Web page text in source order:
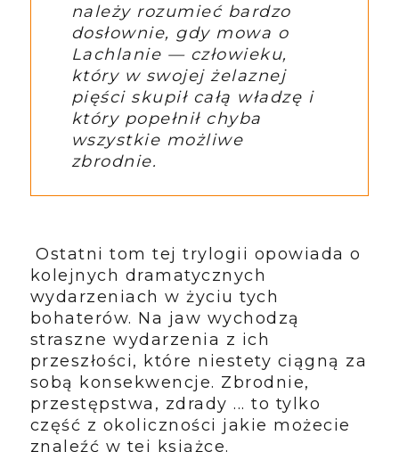
należy rozumieć bardzo
dosłownie, gdy mowa o
Lachlanie — człowieku,
który w swojej żelaznej
pięści skupił całą władzę i
który popełnił chyba
wszystkie możliwe
zbrodnie.
Ostatni tom tej trylogii opowiada o
kolejnych dramatycznych
wydarzeniach w życiu tych
bohaterów. Na jaw wychodzą
straszne wydarzenia z ich
przeszłości, które niestety ciągną za
sobą konsekwencje. Zbrodnie,
przestępstwa, zdrady ... to tylko
część z okoliczności jakie możecie
znaleźć w tej książce.